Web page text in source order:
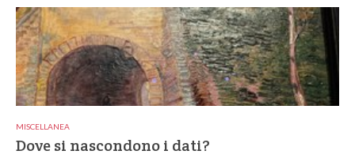
MISCELLANEA
Dove si nascondono i dati?